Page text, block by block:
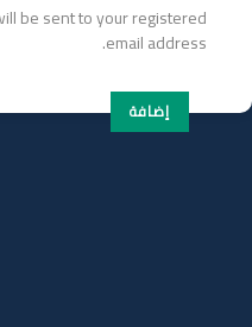
be sent to your registered
email address.